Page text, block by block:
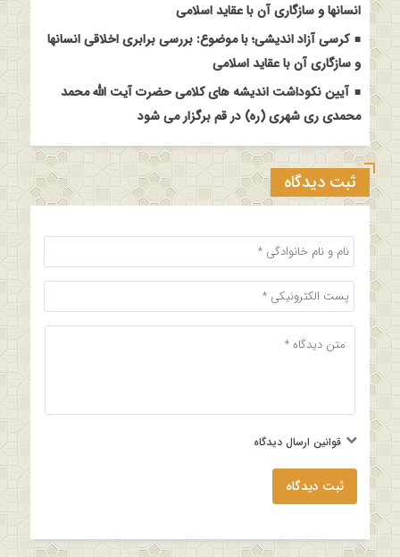
انسانها و سازگاری آن با عقاید اسلامی
کرسی آزاد اندیشی؛ با موضوع: بررسی برابری اخلاقی انسانها
و سازگاری آن با عقاید اسلامی
آیین نکوداشت اندیشه های کلامی حضرت آیت الله محمد
محمدی ری شهری (ره) در قم برگزار می شود
ثبت دیدگاه
قوانین ارسال دیدگاه
ثبت دیدگاه